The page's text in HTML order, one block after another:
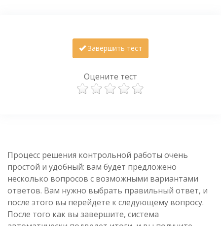
Завершить тест
Оцените тест
Процесс решения контрольной работы очень
простой и удобный: вам будет предложено
несколько вопросов с возможными вариантами
ответов. Вам нужно выбрать правильный ответ, и
после этого вы перейдете к следующему вопросу.
После того как вы завершите, система